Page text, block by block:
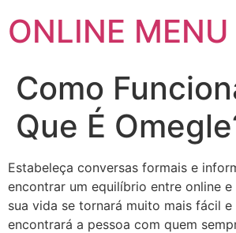
ONLINE MENU
Como
Que É
Estabeleça conversas formais e
encontrar um equilíbrio entre online
sua vida se tornará muito mais fácil
encontrará a pessoa com quem